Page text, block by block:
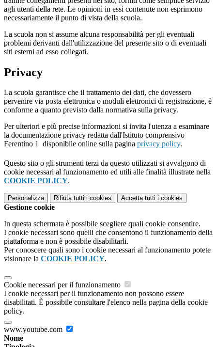
agli utenti della rete. Le opinioni in essi contenute non esprimono
necessariamente il punto di vista della scuola.
La scuola non si assume alcuna responsabilità per gli eventuali
problemi derivanti dall'utilizzazione del presente sito o di eventuali
siti esterni ad esso collegati.
Privacy
La scuola garantisce che il trattamento dei dati, che dovessero
pervenire via posta elettronica o moduli elettronici di registrazione, è
conforme a quanto previsto dalla normativa sulla privacy.
Per ulteriori e più precise informazioni si invita l'utenza a esaminare
la documentazione privacy redatta dall'Istituto comprensivo
Ferentino 1 disponibile online sulla pagina privacy policy.
Questo sito o gli strumenti terzi da questo utilizzati si avvalgono di
cookie necessari al funzionamento ed utili alle finalità illustrate nella
COOKIE POLICY.
Personalizza Rifiuta tutti i cookies Accetta tutti i cookies
Gestione cookie
In questa schermata è possibile scegliere quali cookie consentire.
I cookie necessari sono quelli che consentono il funzionamento della
piattaforma e non è possibile disabilitarli.
Per conoscere quali sono i cookie necessari al funzionamento potete
visionare la COOKIE POLICY.
Cookie necessari per il funzionamento
I cookie necessari per il funzionamento non possono essere
disabilitati. È possibile consultare l'elenco nella pagina della cookie
policy.
www.youtube.com
Nome